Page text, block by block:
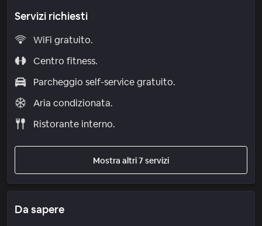
Servizi richiesti
WiFi gratuito.
Centro fitness.
Parcheggio self-service gratuito.
Aria condizionata.
Ristorante interno.
Mostra altri 7 servizi
Da sapere